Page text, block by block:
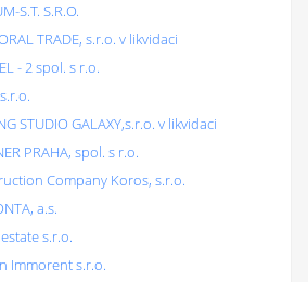
S.T. S.R.O.
TRADE, s.r.o. v likvidaci
- 2 spol. s r.o.
STUDIO GALAXY,s.r.o. v likvidaci
PRAHA, spol. s r.o.
Company Koros, s.r.o.
a.s.
s.r.o.
Immorent s.r.o.